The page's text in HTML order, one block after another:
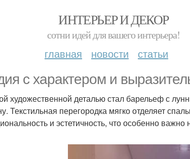
ИНТЕРЬЕР И ДЕКОР
сотни идей для вашего интерьера!
главная новости статьи
с характером и
художественной деталью стал барельеф с
Текстильная перегородка мягко отделяет
и эстетичность, что особенно